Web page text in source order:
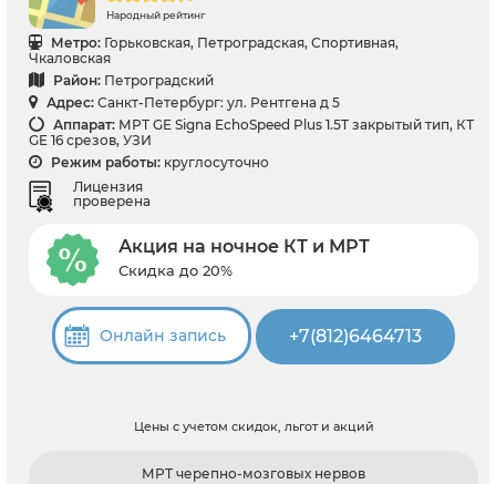
Народный рейтинг
Метро: Горьковская, Петроградская, Спортивная,
Чкаловская
Район: Петроградский
Адрес: Санкт-Петербург: ул. Рентгена д 5
Аппарат: МРТ GE Signa EchoSpeed Plus 1.5T закрытый тип, КТ
GE 16 срезов, УЗИ
Режим работы: круглосуточно
Лицензия
проверена
Акция на ночное КТ и МРТ
Скидка до 20%
Онлайн запись +7(812)6464713
Цены с учетом скидок, льгот и акций
МРТ черепно-мозговых нервов